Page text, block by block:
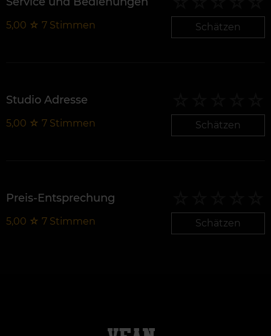
5,00 ☆ 7 Stimmen Schätzen
Studio Adresse
5,00 ☆ 7 Stimmen Schätzen
Preis-Entsprechung
5,00 ☆ 7 Stimmen Schätzen